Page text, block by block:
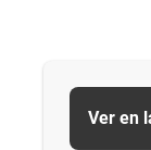
Ver en